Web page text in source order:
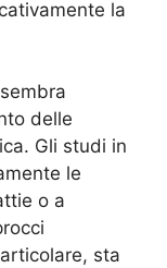
la
delle
Gli studi in
le
o a
sta